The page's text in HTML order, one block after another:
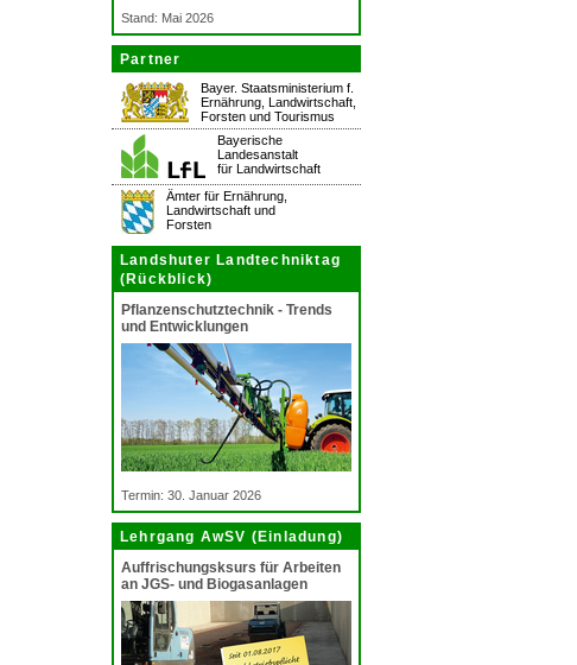
Stand: Mai 2026
Partner
Bayer. Staatsministerium f.
Ernährung, Landwirtschaft,
Forsten und Tourismus
Bayerische
Landesanstalt
für Landwirtschaft
Ämter für Ernährung,
Landwirtschaft und
Forsten
Landshuter Landtechniktag
(Rückblick)
Pflanzenschutztechnik - Trends
und Entwicklungen
Termin: 30. Januar 2026
Lehrgang AwSV (Einladung)
Auffrischungsksurs für Arbeiten
an JGS- und Biogasanlagen